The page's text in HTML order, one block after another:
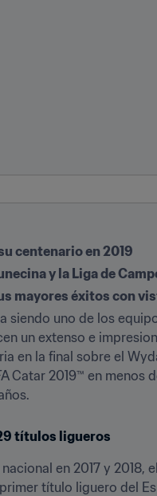
centenario en 2019
y la Liga de
mayores éxitos con
siendo uno de los
un extenso e
en la final sobre el
Catar 2019™ en menos
títulos ligueros
en 2017 y 2018,
título liguero del